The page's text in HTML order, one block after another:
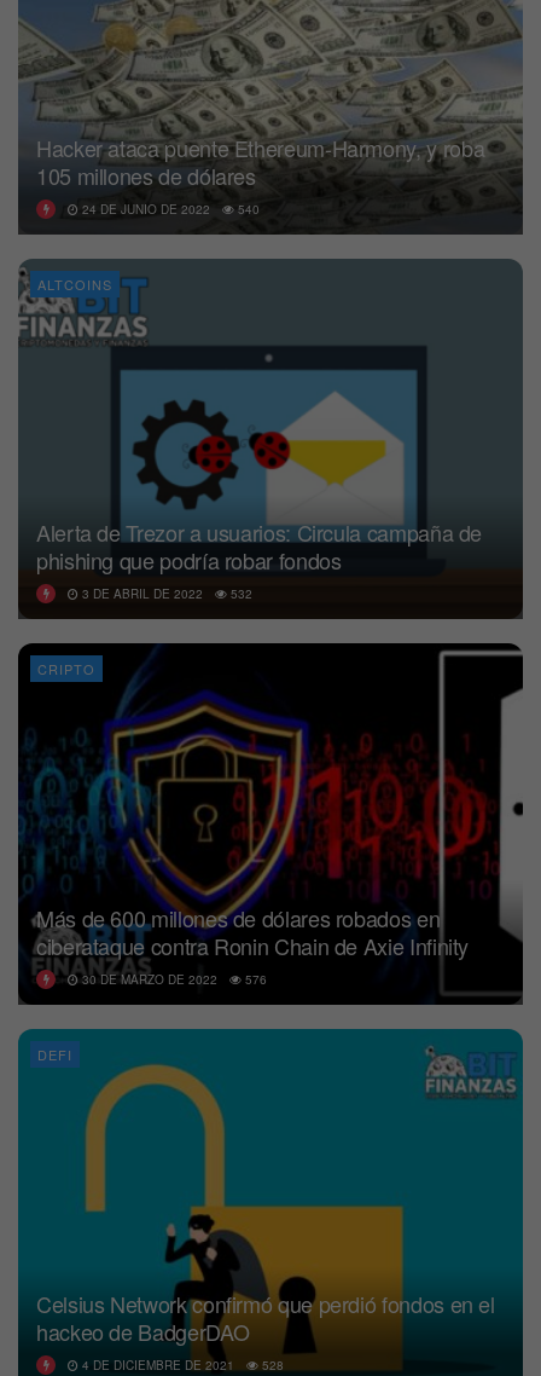
Hacker ataca puente Ethereum-Harmony, y roba
105 millones de dólares
24 DE JUNIO DE 2022 540
ALTCOINS
Alerta de Trezor a usuarios: Circula campaña de
phishing que podría robar fondos
3 DE ABRIL DE 2022 532
CRIPTO
Más de 600 millones de dólares robados en
ciberataque contra Ronin Chain de Axie Infinity
30 DE MARZO DE 2022 576
DEFI
Celsius Network confirmó que perdió fondos en el
hackeo de BadgerDAO
4 DE DICIEMBRE DE 2021 528